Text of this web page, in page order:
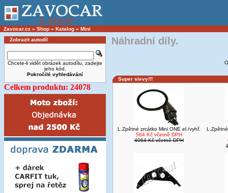
Zavocar.cz » Shop » Katalog » Mini
Zobrazit autodíl
Chcete-li vidět obrázek autodílu, zadejte
jeho kód.
Pokročilé vyhledávání
Celkem produktu: 24078
Náhradní díly.
Super slevy!!!
L.Zpětné zrcátko Mini ONE el./vyhř.
564 Kč včetně DPH
4064 Kč včetně DPH